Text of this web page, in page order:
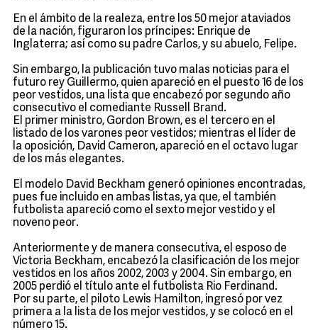
En el ámbito de la realeza, entre los 50 mejor ataviados
de la nación, figuraron los príncipes: Enrique de
Inglaterra; así como su padre Carlos, y su abuelo, Felipe.
Sin embargo, la publicación tuvo malas noticias para el
futuro rey Guillermo, quien apareció en el puesto 16 de los
peor vestidos, una lista que encabezó por segundo año
consecutivo el comediante Russell Brand.
El primer ministro, Gordon Brown, es el tercero en el
listado de los varones peor vestidos; mientras el líder de
la oposición, David Cameron, apareció en el octavo lugar
de los más elegantes.
El modelo David Beckham generó opiniones encontradas,
pues fue incluido en ambas listas, ya que, el también
futbolista apareció como el sexto mejor vestido y el
noveno peor.
Anteriormente y de manera consecutiva, el esposo de
Victoria Beckham, encabezó la clasificación de los mejor
vestidos en los años 2002, 2003 y 2004. Sin embargo, en
2005 perdió el título ante el futbolista Rio Ferdinand.
Por su parte, el piloto Lewis Hamilton, ingresó por vez
primera a la lista de los mejor vestidos, y se colocó en el
número 15.